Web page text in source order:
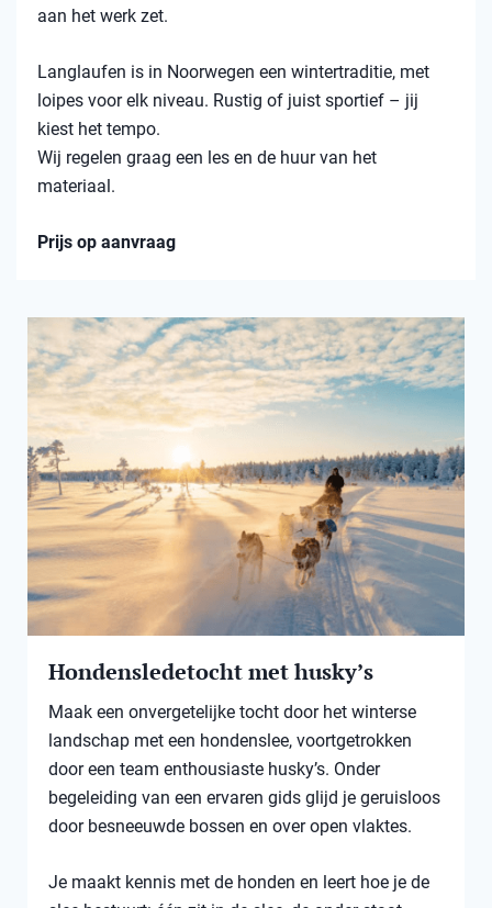
aan het werk zet.
Langlaufen is in Noorwegen een wintertraditie, met
loipes voor elk niveau. Rustig of juist sportief – jij
kiest het tempo.
Wij regelen graag een les en de huur van het
materiaal.
Prijs op aanvraag
Hondensledetocht met husky’s
Maak een onvergetelijke tocht door het winterse
landschap met een hondenslee, voortgetrokken
door een team enthousiaste husky’s. Onder
begeleiding van een ervaren gids glijd je geruisloos
door besneeuwde bossen en over open vlaktes.
Je maakt kennis met de honden en leert hoe je de